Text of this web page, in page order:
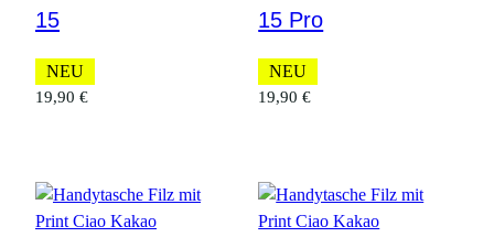
15
NEU
19,90 €
15 Pro
NEU
19,90€